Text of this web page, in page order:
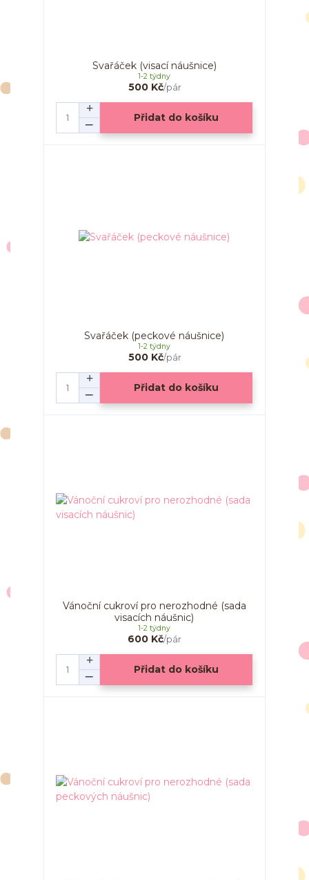
Svařáček (visací náušnice)
500 Kč/pár
1-2 týdny
Přidat do košíku
Svařáček (peckové náušnice)
500 Kč/pár
1-2 týdny
Přidat do košíku
Vánoční cukroví pro nerozhodné (sada
visacích náušnic)
600 Kč/pár
1-2 týdny
Přidat do košíku